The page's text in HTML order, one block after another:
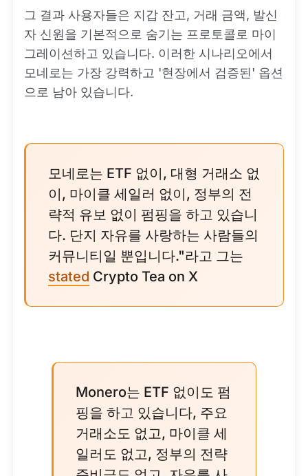
그 결과 사용자들은 지갑 잔고, 거래 금액, 발신
자 신원을 기본적으로 숨기는 프로토콜로 마이
그레이션하고 있습니다. 이러한 시나리오에서
모네로는 가장 강력하고 '현장에서 검증된' 옵션
으로 남아 있습니다.
모네로는 ETF 없이, 대형 거래소 없
이, 마이클 세일러 없이, 정부의 전
략적 유보 없이 펌핑을 하고 있습니
다. 단지 자유를 사랑하는 사람들의
커뮤니티일 뿐입니다."라고 그는
stated Crypto Tea on X
Monero는 ETF 없이도 펌
핑을 하고 있습니다, 주요
거래소도 없고, 마이클 세
일러도 없고, 정부의 전략